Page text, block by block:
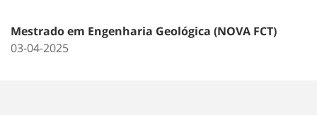
Mestrado em Engenharia Geológica (NOVA FCT)
03-04-2025